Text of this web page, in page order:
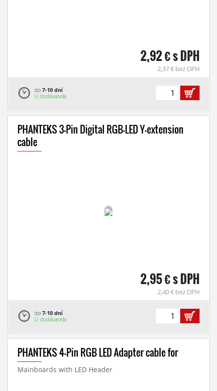
2,92 € s DPH
2,37 € bez DPH
do 7-10 dní
U dodávateľa
PHANTEKS 3-Pin Digital RGB-LED Y-extension
cable
2,95 € s DPH
2,40 € bez DPH
do 7-10 dní
U dodávateľa
PHANTEKS 4-Pin RGB LED Adapter cable for
Mainboards with LED Header